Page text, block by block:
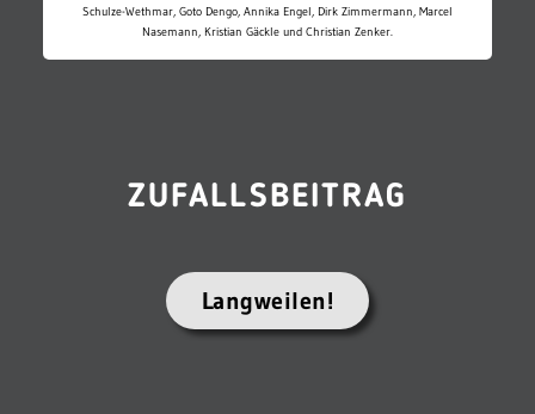
Schulze-Wethmar, Goto Dengo, Annika Engel, Dirk Zimmermann, Marcel
Nasemann, Kristian Gäckle und Christian Zenker.
ZUFALLSBEITRAG
Langweilen!